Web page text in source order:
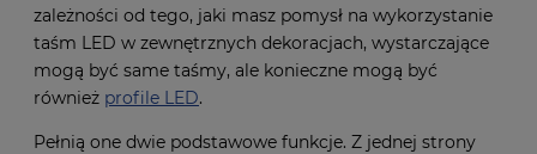
zależności od tego, jaki masz pomysł na wykorzystanie
taśm LED w zewnętrznych dekoracjach, wystarczające
mogą być same taśmy, ale konieczne mogą być
również profile LED.
Pełnią one dwie podstawowe funkcje. Z jednej strony